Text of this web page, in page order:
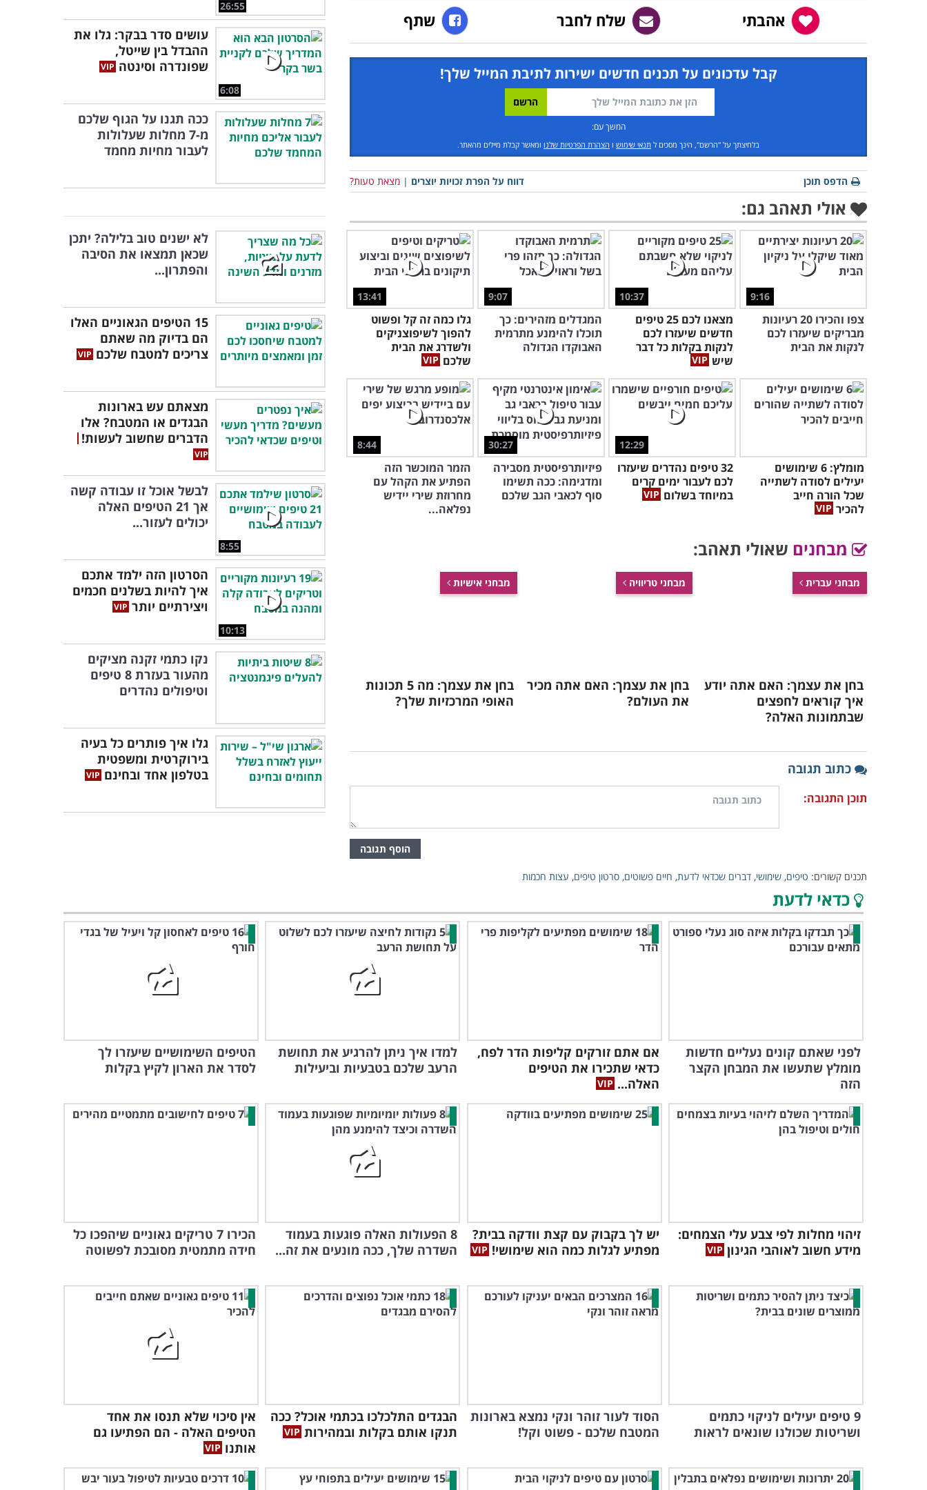
אהבתי שלח לחבר שתף
קבל עדכונים על תכנים חדשים ישירות לתיבת המייל שלך!
המשך עם:
בלחיצתך על "הרשם", הינך מסכים ל תנאי שימוש ו הצהרת הפרטיות שלנו ומאשר קבלת מיילים מהאתר.
דווח על הפרת זכויות יוצרים | מצאת טעות? הדפס תוכן
אולי תאהב גם:
9:16
צפו והכירו 20 רעיונות
מבריקים שיעזרו לכם
לנקות את הבית
10:37
מצאנו לכם 25 טיפים
חדשים שיעזרו לכם
לנקות בקלות כל דבר
שיש
9:07
המגדלים מזהירים: כך
תוכלו להימנע מתרמית
האבוקדו הגדולה
13:41
גלו כמה זה קל ופשוט
להפוך לשיפוצניקים
ולשדרג את הבית
שלכם
מומלץ: 6 שימושים
יעילים לסודה לשתייה
שכל הורה חייב
להכיר
12:29
32 טיפים נהדרים שיעזרו
לכם לעבור ימים קרים
במיוחד בשלום
30:27
פיזיותרפיסטית מסבירה
ומדגימה: ככה תשימו
סוף לכאבי הגב שלכם
8:44
הזמר המוכשר הזה
הפתיע את הקהל עם
מחרוזת שירי יידיש
נפלאה...
מבחנים שאולי תאהב:
מבחני עברית
בחן את עצמך: האם אתה יודע
איך קוראים לחפצים
שבתמונות האלה?
מבחני טריוויה
בחן את עצמך: האם אתה מכיר
את העולם?
מבחני אישיות
בחן את עצמך: מה 5 תכונות
האופי המרכזיות שלך?
כתוב תגובה
תוכן התגובה:
הוסף תגובה
תכנים קשורים: טיפים, שימושי, דברים שכדאי לדעת, חיים פשוטים, סרטון טיפים, עצות חכמות
26:55
6:08
עושים סדר בבקר: גלו את
ההבדל בין שייטל,
שפונדרה וסינטה
ככה תגנו על הגוף שלכם
מ-7 מחלות שעלולות
לעבור מחיות מחמד
לא ישנים טוב בלילה? יתכן
שכאן תמצאו את הסיבה
והפתרון...
15 הטיפים הגאוניים האלו
הם בדיוק מה שאתם
צריכים למטבח שלכם
מצאתם עש בארונות
הבגדים או המטבח? אלו
הדברים שחשוב לעשות!
8:55
לבשל אוכל זו עבודה קשה
אך 21 הטיפים האלה
יכולים לעזור...
10:13
הסרטון הזה ילמד אתכם
איך להיות בשלנים חכמים
ויצירתיים יותר
נקו כתמי זקנה מציקים
מהעור בעזרת 8 טיפים
וטיפולים נהדרים
גלו איך פותרים כל בעיה
בירוקרטית ומשפטית
בטלפון אחד ובחינם
כדאי לדעת
לפני שאתם קונים נעליים חדשות
מומלץ שתעשו את המבחן הקצר
הזה
אם אתם זורקים קליפות הדר לפח,
כדאי שתכירו את הטיפים
האלה...
למדו איך ניתן להרגיע את תחושת
הרעב שלכם בטבעיות וביעילות
הטיפים השימושיים שיעזרו לך
לסדר את הארון לקיץ בקלות
זיהוי מחלות לפי צבע עלי הצמחים:
מידע חשוב לאוהבי הגינון
יש לך בקבוק עם קצת וודקה בבית?
מפתיע לגלות כמה הוא שימושי!
8 הפעולות האלה פוגעות בעמוד
השדרה שלך, ככה מונעים את זה...
הכירו 7 טריקים גאוניים שיהפכו כל
חידה מתמטית מסובכת לפשוטה
9 טיפים יעילים לניקוי כתמים
ושריטות שכולנו שונאים לראות
הסוד לעור זוהר ונקי נמצא בארונות
המטבח שלכם - פשוט וקל!
הבגדים התלכלכו בכתמי אוכל? ככה
תנקו אותם בקלות ובמהירות
אין סיכוי שלא תנסו את אחד
הטיפים האלה - הם הפתיעו גם
אותנו